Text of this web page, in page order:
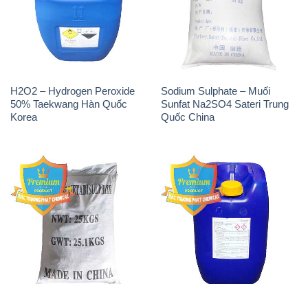
H2O2 – Hydrogen Peroxide
50% Taekwang Hàn Quốc
Korea
Sodium Sulphate – Muối
Sunfat Na2SO4 Sateri Trung
Quốc China